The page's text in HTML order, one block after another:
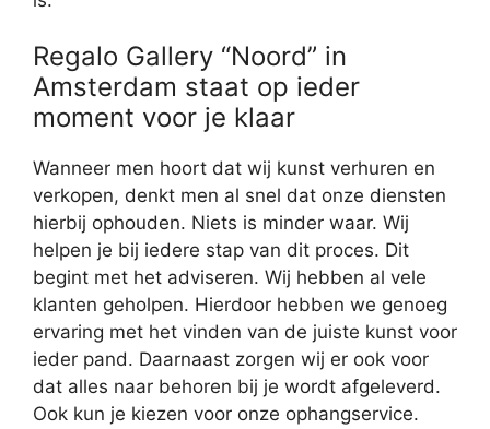
Regalo Gallery “Noord” in
Amsterdam staat op ieder
moment voor je klaar
Wanneer men hoort dat wij kunst verhuren en
verkopen, denkt men al snel dat onze diensten
hierbij ophouden. Niets is minder waar. Wij
helpen je bij iedere stap van dit proces. Dit
begint met het adviseren. Wij hebben al vele
klanten geholpen. Hierdoor hebben we genoeg
ervaring met het vinden van de juiste kunst voor
ieder pand. Daarnaast zorgen wij er ook voor
dat alles naar behoren bij je wordt afgeleverd.
Ook kun je kiezen voor onze ophangservice.